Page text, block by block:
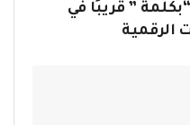
” قريبًا في
الرقمية